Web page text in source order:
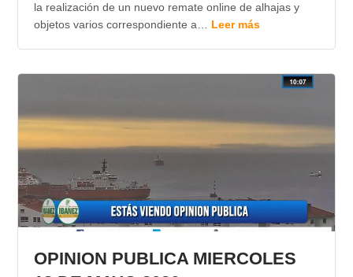
la realización de un nuevo remate online de alhajas y
objetos varios correspondiente a… Leer más
OPINION PUBLICA MIERCOLES